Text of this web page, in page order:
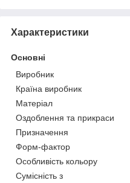
Характеристики
Основні
Виробник
Країна виробник
Матеріал
Оздоблення та прикраси
Призначення
Форм-фактор
Особливість кольору
Сумісність з